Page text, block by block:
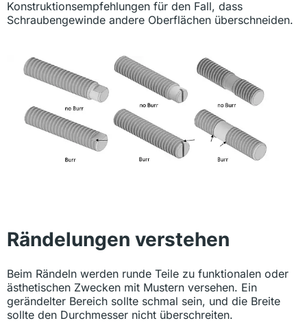
Konstruktionsempfehlungen für den Fall, dass
Schraubengewinde andere Oberflächen überschneiden.
Rändelungen verstehen
Beim Rändeln werden runde Teile zu funktionalen oder
ästhetischen Zwecken mit Mustern versehen. Ein
gerändelter Bereich sollte schmal sein, und die Breite
sollte den Durchmesser nicht überschreiten.